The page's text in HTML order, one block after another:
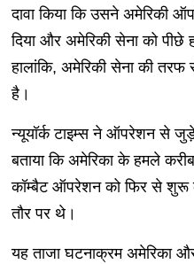
दावा किया कि उसने अमेरिकी
दिया और अमेरिकी सेना को पीछे
हालांकि, अमेरिकी सेना की
है।
न्यूयॉर्क टाइम्स ने ऑपरेशन से
बताया कि अमेरिका के हमले
कॉम्बैट ऑपरेशन को फिर से शुरू
तौर पर थे।
यह ताजा घटनाक्रम अमेरिका